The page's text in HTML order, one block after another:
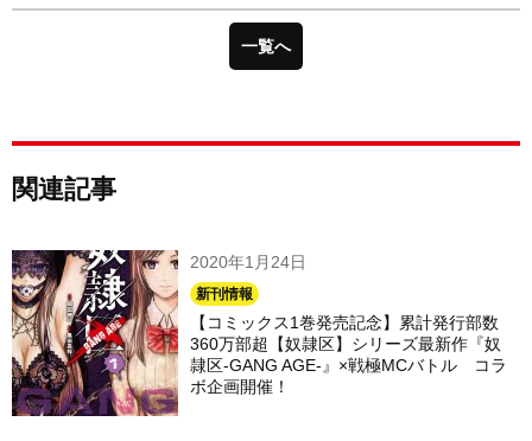
一覧へ
関連記事
2020年1月24日
新刊情報
【コミックス1巻発売記念】累計発行部数
360万部超【奴隷区】シリーズ最新作『奴
隷区-GANG AGE-』×戦極MCバトル コラ
ボ企画開催！